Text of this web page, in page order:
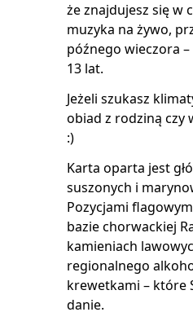
że znajdujesz się w
muzyka na żywo,
późnego wieczora
13 lat.
Jeżeli szukasz
obiad z rodziną czy
:)
Karta oparta jest
suszonych i
Pozycjami
bazie chorwackiej
kamieniach
regionalnego
krewetkami – które
danie.